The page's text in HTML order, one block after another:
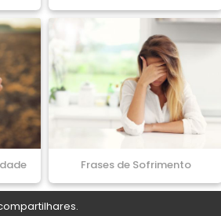
Frases de Sofrimento